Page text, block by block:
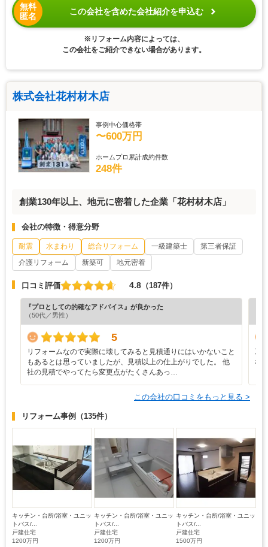
無料
匿名
この会社を含めた会社紹介を申込む
※リフォーム内容によっては、
この会社をご紹介できない場合があります。
株式会社花村材木店
事例中心価格帯
〜600万円
ホームプロ累計成約件数
248件
創業130年以上、地元に密着した企業「花村材木店」
会社の特徴・得意分野
耐震 水まわり 総合リフォーム 一級建築士
第三者保証
介護リフォーム
新築可 地元密着
口コミ評価 4.8 （187件）
『プロとしての的確なアドバイス』が良かった
（50代／男性）
5
リフォームなので実際に壊してみると見積通りにはいかないこと
もあるとは思っていましたが、見積以上の仕上がりでした。 他
社の見積でやってたら変更点がたくさんあっ…
工
な
この会社の口コミをもっと見る >
リフォーム事例 （135件）
キッチン・台所/浴室・ユニッ
トバス/...
戸建住宅
1200万円
キッチン・台所/浴室・ユニッ
トバス/...
戸建住宅
1200万円
キッチン・台所/浴室・ユニッ
トバス/...
戸建住宅
1500万円